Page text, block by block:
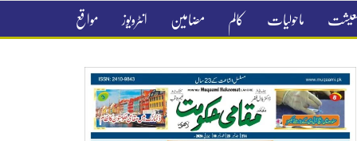
معیشت ماحولیات کالم مضامین انٹرویوز مواقع